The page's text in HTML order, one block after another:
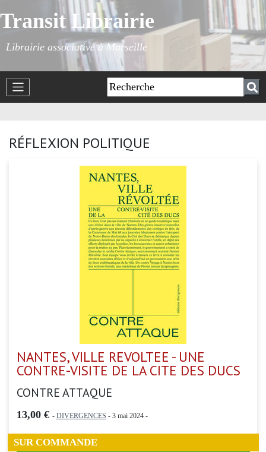
Transit Librairie
Librairie associative à Marseille
RÉFLEXION POLITIQUE
NANTES, VILLE REVOLTEE - UNE
CONTRE-VISITE DE LA CITE DES DUCS
CONTRE ATTAQUE
13,00 € - DIVERGENCES - 3 mai 2024 -
SUR COMMANDE